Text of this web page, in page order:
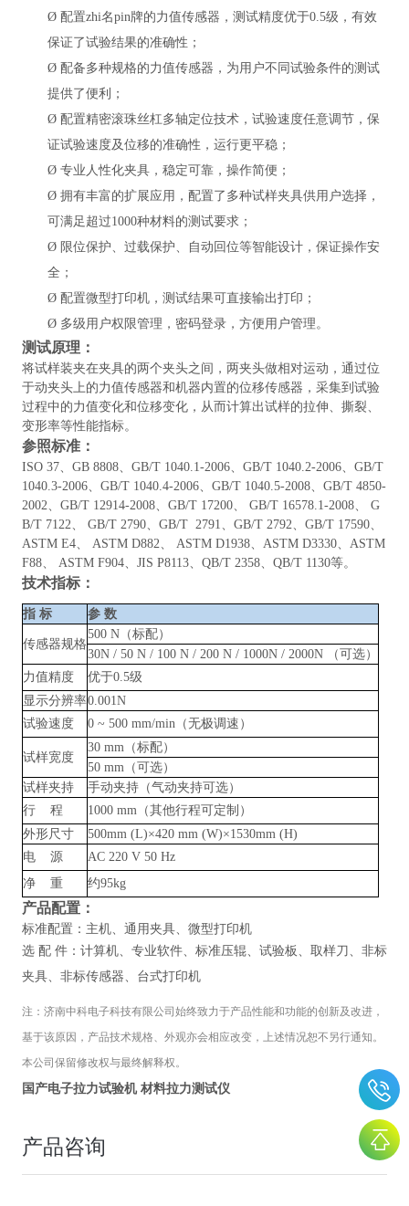
Ø 配置zhi名pin牌的力值传感器，测试精度优于0.5级，有效
保证了试验结果的准确性；
Ø 配备多种规格的力值传感器，为用户不同试验条件的测试
提供了便利；
Ø 配置精密滚珠丝杠多轴定位技术，试验速度任意调节，保
证试验速度及位移的准确性，运行更平稳；
Ø 专业人性化夹具，稳定可靠，操作简便；
Ø 拥有丰富的扩展应用，配置了多种试样夹具供用户选择，
可满足超过1000种材料的测试要求；
Ø 限位保护、过载保护、自动回位等智能设计，保证操作安
全；
Ø 配置微型打印机，测试结果可直接输出打印；
Ø 多级用户权限管理，密码登录，方便用户管理。
测试原理：
将试样装夹在夹具的两个夹头之间，两夹头做相对运动，通过位
于动夹头上的力值传感器和机器内置的位移传感器，采集到试验
过程中的力值变化和位移变化，从而计算出试样的拉伸、撕裂、
变形率等性能指标。
参照标准：
ISO 37、GB 8808、GB/T 1040.1-2006、GB/T 1040.2-2006、GB/T
1040.3-2006、GB/T 1040.4-2006、GB/T 1040.5-2008、GB/T 4850-
2002、GB/T 12914-2008、GB/T 17200、 GB/T 16578.1-2008、 G
B/T 7122、 GB/T 2790、GB/T 2791、GB/T 2792、GB/T 17590、
ASTM E4、 ASTM D882、 ASTM D1938、ASTM D3330、ASTM
F88、 ASTM F904、JIS P8113、QB/T 2358、QB/T 1130等。
技术指标：
指 标 参 数
传感器规格
500 N（标配）
30N / 50 N / 100 N / 200 N / 1000N / 2000N （可选）
力值精度
优于0.5级
显示分辨率0.001N
试验速度
0 ~ 500 mm/min（无极调速）
试样宽度
30 mm（标配）
50 mm（可选）
试样夹持
手动夹持（气动夹持可选）
行
程
1000 mm（其他行程可定制）
外形尺寸
500mm (L)×420 mm (W)×1530mm (H)
电
源
AC 220 V 50 Hz
净
重 约95kg
产品配置：
标准配置：主机、通用夹具、微型打印机
选 配 件：计算机、专业软件、标准压辊、试验板、取样刀、非标
夹具、非标传感器、台式打印机
注： 济南中科电子科技有限公司 始终致力于产品性能和功能的创新及改进，
基于该原因，产品技术规格、外观亦会相应改变，上述情况恕不另行通知。
本公司保留修改权与最终解释权。
国产电子拉力试验机 材料拉力测试仪
产品咨询